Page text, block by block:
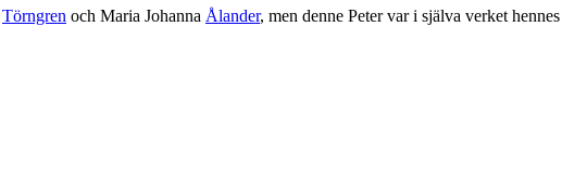
Törngren och Maria Johanna Ålander, men denne Peter var i själva verket hennes